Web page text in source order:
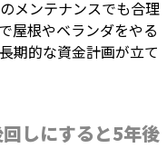
メンテナンスでも合理
屋根やベランダをやる
期的な資金計画が立て
しにすると5年後